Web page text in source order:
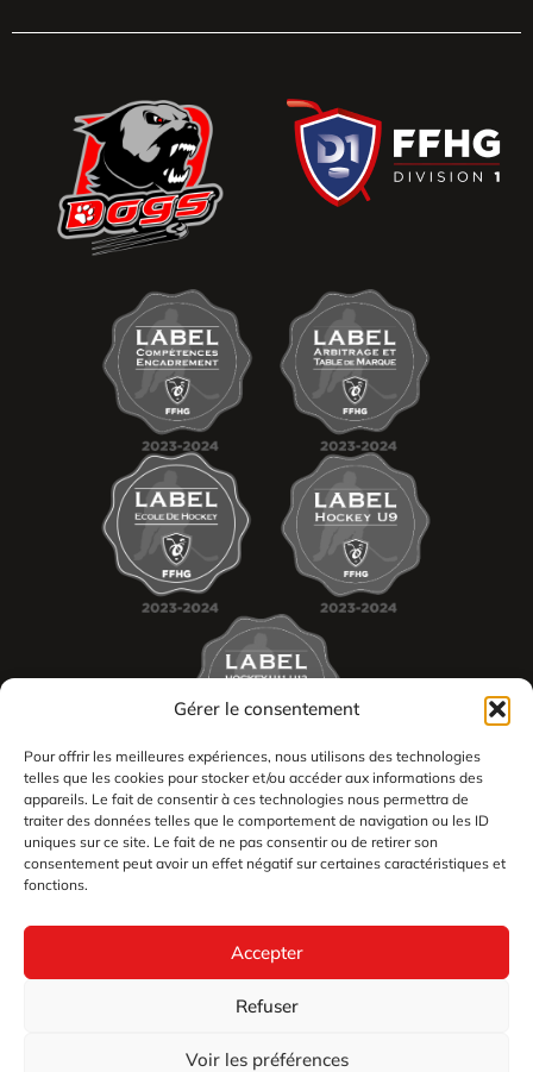
Gérer le consentement
Pour offrir les meilleures expériences, nous utilisons des technologies
telles que les cookies pour stocker et/ou accéder aux informations des
appareils. Le fait de consentir à ces technologies nous permettra de
traiter des données telles que le comportement de navigation ou les ID
uniques sur ce site. Le fait de ne pas consentir ou de retirer son
consentement peut avoir un effet négatif sur certaines caractéristiques et
fonctions.
Accepter
Refuser
Voir les préférences
2026
Les Dogs de Cholet tous droits réservésMentions légales
Politique en matière de remboursements et de retours